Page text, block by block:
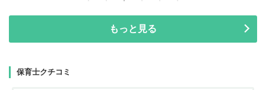
もっと見る
保育士クチコミ